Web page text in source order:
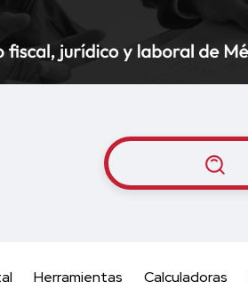
Herramientas Calculadoras